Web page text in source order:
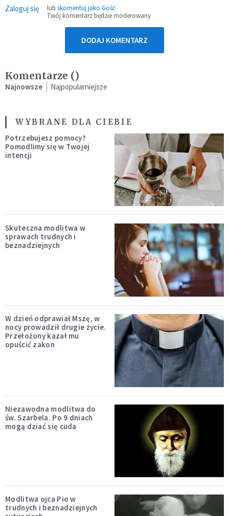
Zaloguj się lub skomentuj jako Gość
Twój komentarz będzie moderowany
DODAJ KOMENTARZ
Komentarze ()
Najnowsze Najpopularniejsze
WYBRANE DLA CIEBIE
Potrzebujesz pomocy?
Pomodlimy się w Twojej
intencji
Skuteczna modlitwa w
sprawach trudnych i
beznadziejnych
W dzień odprawiał Mszę, w
nocy prowadził drugie życie.
Przełożony kazał mu
opuścić zakon
Niezawodna modlitwa do
św. Szarbela. Po 9 dniach
mogą dziać się cuda
Modlitwa ojca Pio w
trudnych i beznadziejnych